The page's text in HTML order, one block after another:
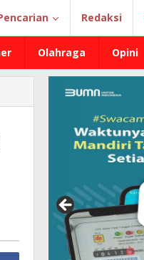
Redaksi
Olahraga Opini